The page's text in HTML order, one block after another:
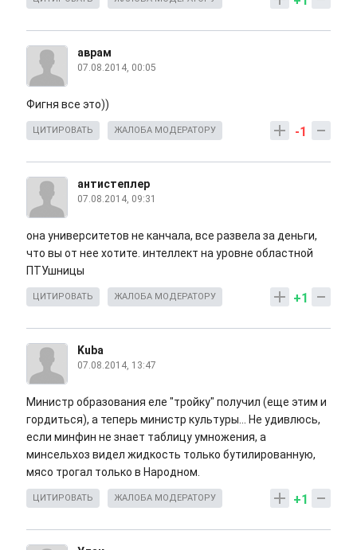
аврам
07.08.2014, 00:05
Фигня все это))
-1
ЦИТИРОВАТЬ ЖАЛОБА МОДЕРАТОРУ
антистеплер
07.08.2014, 09:31
она университетов не канчала, все развела за деньги,
что вы от нее хотите. интеллект на уровне областной
ПТУшницы
+1
ЦИТИРОВАТЬ ЖАЛОБА МОДЕРАТОРУ
Kuba
07.08.2014, 13:47
Министр образования еле "тройку" получил (еще этим и
гордиться), а теперь министр культуры... Не удивлюсь,
если минфин не знает таблицу умножения, а
минсельхоз видел жидкость только бутилированную,
мясо трогал только в Народном.
+1
ЦИТИРОВАТЬ ЖАЛОБА МОДЕРАТОРУ